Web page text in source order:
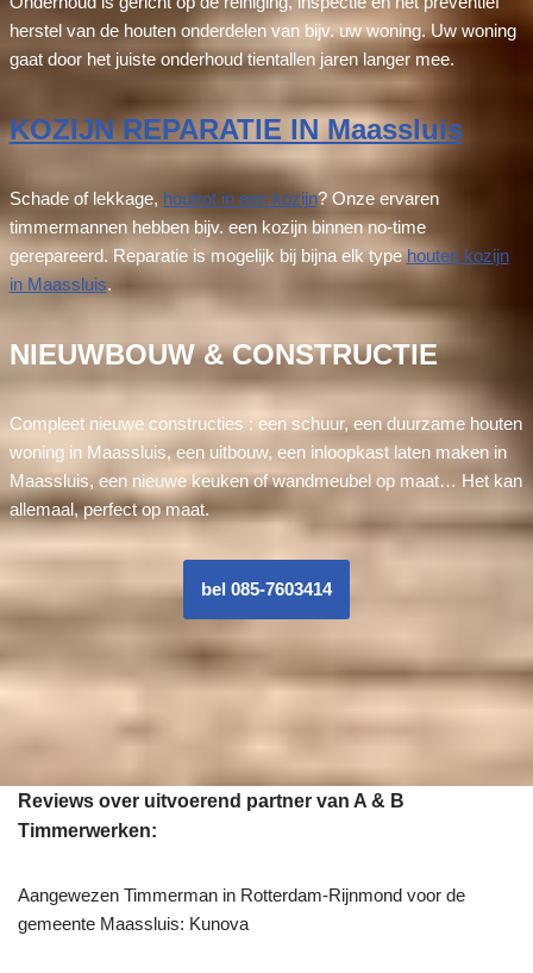
herstel van de houten onderdelen van bijv. uw woning. Uw woning
gaat door het juiste onderhoud tientallen jaren langer mee.
KOZIJN REPARATIE IN Maassluis
Schade of lekkage, houtrot in een kozijn? Onze ervaren
timmermannen hebben bijv. een kozijn binnen no-time
gerepareerd. Reparatie is mogelijk bij bijna elk type houten kozijn
in Maassluis.
NIEUWBOUW & CONSTRUCTIE
Compleet nieuwe constructies : een schuur, een duurzame houten
woning in Maassluis, een uitbouw, een inloopkast laten maken in
Maassluis, een nieuwe keuken of wandmeubel op maat… Het kan
allemaal, perfect op maat.
bel 085-7603414
Reviews over uitvoerend partner van A & B
Timmerwerken:
Aangewezen Timmerman in Rotterdam-Rijnmond voor de
gemeente Maassluis: Kunova